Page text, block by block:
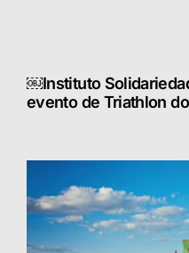
￼Instituto
evento de Triathlon